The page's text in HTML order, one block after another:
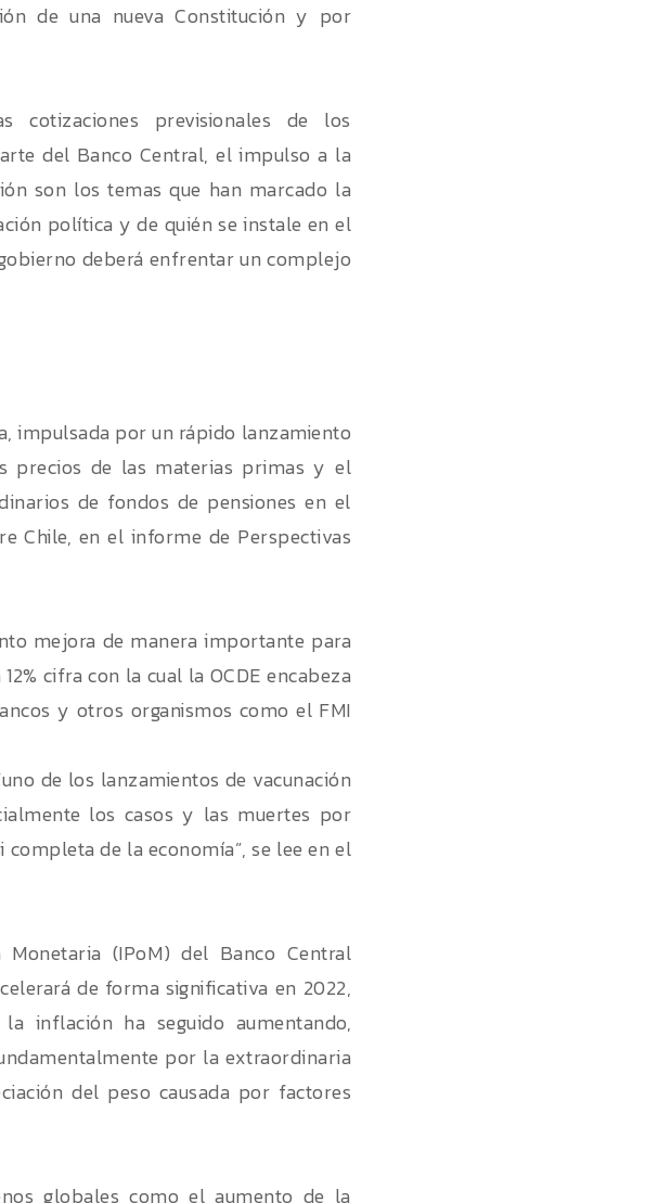
de una nueva Constitución y por
cotizaciones previsionales de los
del Banco Central, el impulso a la
son los temas que han marcado la
política y de quién se instale en el
deberá enfrentar un complejo
impulsada por un rápido lanzamiento
precios de las materias primas y el
de fondos de pensiones en el
Chile, en el informe de Perspectivas
mejora de manera importante para
cifra con la cual la OCDE encabeza
y otros organismos como el FMI
de los lanzamientos de vacunación
los casos y las muertes por
completa de la economía”, se lee en el
(IPoM) del Banco Central
de forma significativa en 2022,
inflación ha seguido aumentando,
por la extraordinaria
del peso causada por factores
globales como el aumento de la